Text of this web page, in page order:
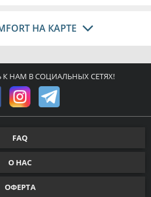
НА КАРТЕ
НАМ В СОЦИАЛЬНЫХ СЕТЯХ!
FAQ
О НАС
ОФЕРТА